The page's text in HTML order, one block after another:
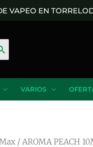
VAPEO EN
VARIOS
/ AROMA PEACH